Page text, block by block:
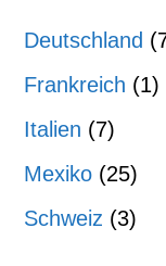
Deutschland
Frankreich (1)
Italien (7)
Mexiko (25)
Schweiz (3)